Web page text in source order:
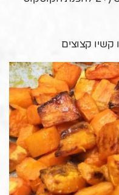
קשיו קצוצים